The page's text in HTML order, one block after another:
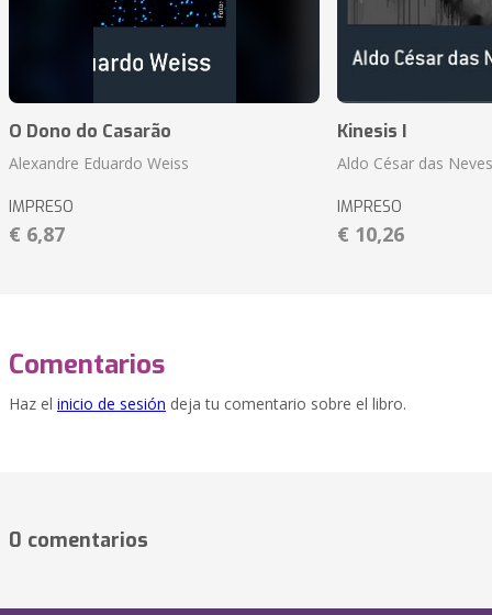
O Dono do Casarão
Alexandre Eduardo Weiss
IMPRESO
€ 6,87
Kinesis I
Aldo César das
IMPRESO
€ 10,26
Comentarios
Haz el inicio de sesión deja tu comentario sobre el libro.
0 comentarios